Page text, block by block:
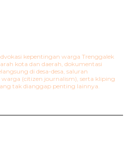
kepentingan warga Trenggalek
kota dan daerah, dokumentasi
di desa-desa, saluran
(citizen journalism), serta kliping
tak dianggap penting lainnya.